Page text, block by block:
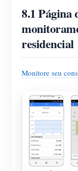
8.1 Página
residencial
Monitore seu